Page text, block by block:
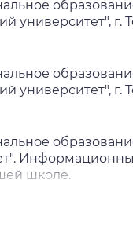
университет", г.
университет", г.
школе.